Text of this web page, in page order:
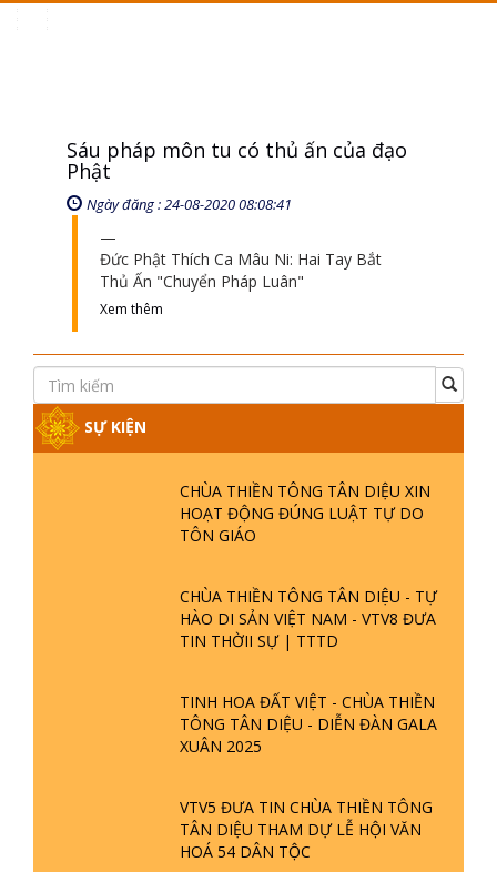
Sáu pháp môn tu có thủ ấn của đạo
Phật
Ngày đăng : 24-08-2020 08:08:41
Đức Phật Thích Ca Mâu Ni: Hai Tay Bắt
Thủ Ấn "Chuyển Pháp Luân"
Xem thêm
SỰ KIỆN
CHÙA THIỀN TÔNG TÂN DIỆU XIN
HOẠT ĐỘNG ĐÚNG LUẬT TỰ DO
TÔN GIÁO
CHÙA THIỀN TÔNG TÂN DIỆU - TỰ
HÀO DI SẢN VIỆT NAM - VTV8 ĐƯA
TIN THỜII SỰ | TTTD
TINH HOA ĐẤT VIỆT - CHÙA THIỀN
TÔNG TÂN DIỆU - DIỄN ĐÀN GALA
XUÂN 2025
VTV5 ĐƯA TIN CHÙA THIỀN TÔNG
TÂN DIỆU THAM DỰ LỄ HỘI VĂN
HOÁ 54 DÂN TỘC